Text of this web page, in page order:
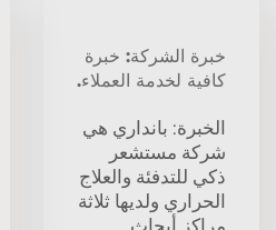
خبرة الشركة: خبرة
كافية لخدمة العملاء.
الخبرة: بانداري هي
شركة مستشعر
ذكي للتدفئة والعلاج
الحراري ولديها ثلاثة
مراكز أبحاث